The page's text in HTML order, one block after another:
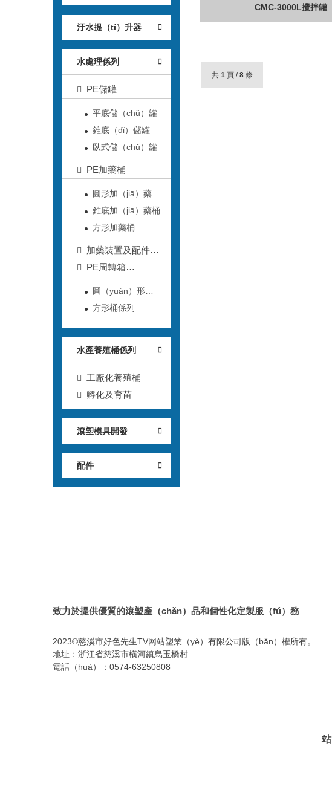
汙水提（tí）升器
水處理係列
PE儲罐
平底儲（chǔ）罐
錐底（dǐ）儲罐
臥式儲（chǔ）罐
PE加藥桶
圓形加（jiā）藥
（yào）桶
錐底加（jiā）藥桶
方形加藥桶
（tǒng）
加藥裝置及配件
（jiàn）
PE周轉箱
圓（yuán）形桶
係（xì）列
方形桶係列
水產養殖桶係列
工廠化養殖桶
孵化及育苗
滾塑模具開發
配件
CMC-3000L攪拌罐
共 1 頁 /8條
致力於提供優質的滾塑產（chǎn）品和個性化定製服（fú）務
2023©慈溪市好色先生TV网站塑業（yè）有限公司版（bǎn）權所有。
地址：浙江省慈溪市橫河鎮烏玉橋村
電話（huà）：0574-63250808
站